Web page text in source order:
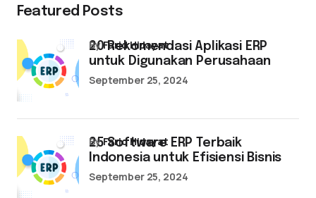
Featured Posts
20 Rekomendasi Aplikasi ERP
untuk Digunakan Perusahaan
byFarid Hidayat
September 25, 2024
25 Software ERP Terbaik
Indonesia untuk Efisiensi Bisnis
byFarid Hidayat
September 25, 2024